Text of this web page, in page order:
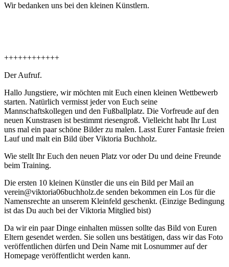
Wir bedanken uns bei den kleinen Künstlern.
++++++++++++
Der Aufruf.
Hallo Jungstiere, wir möchten mit Euch einen kleinen Wettbewerb
starten. Natürlich vermisst jeder von Euch seine
Mannschaftskollegen und den Fußballplatz. Die Vorfreude auf den
neuen Kunstrasen ist bestimmt riesengroß. Vielleicht habt Ihr Lust
uns mal ein paar schöne Bilder zu malen. Lasst Eurer Fantasie freien
Lauf und malt ein Bild über Viktoria Buchholz.
Wie stellt Ihr Euch den neuen Platz vor oder Du und deine Freunde
beim Training.
Die ersten 10 kleinen Künstler die uns ein Bild per Mail an
verein@viktoria06buchholz.de senden bekommen ein Los für die
Namensrechte an unserem Kleinfeld geschenkt. (Einzige Bedingung
ist das Du auch bei der Viktoria Mitglied bist)
Da wir ein paar Dinge einhalten müssen sollte das Bild von Euren
Eltern gesendet werden. Sie sollen uns bestätigen, dass wir das Foto
veröffentlichen dürfen und Dein Name mit Losnummer auf der
Homepage veröffentlicht werden kann.